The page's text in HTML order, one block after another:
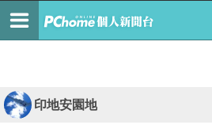
印地安園地